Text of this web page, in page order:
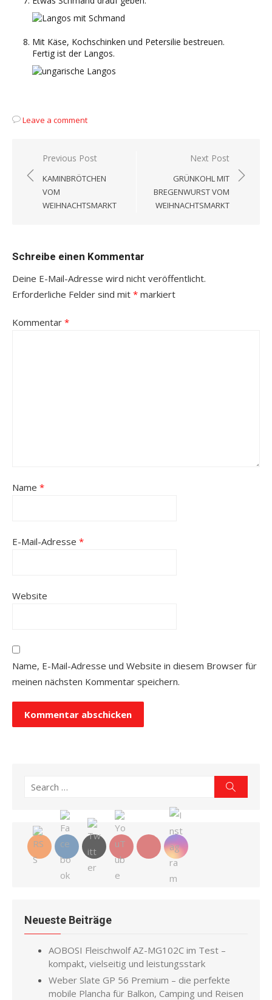
Mit Käse, Kochschinken und Petersilie bestreuen.
Fertig ist der Langos.
Leave a comment
Beitragsnavigation
Previous Post
KAMINBRÖTCHEN
VOM
WEIHNACHTSMARKT
Next Post
GRÜNKOHL MIT
BREGENWURST VOM
WEIHNACHTSMARKT
Schreibe einen Kommentar
Deine E-Mail-Adresse wird nicht veröffentlicht.
Erforderliche Felder sind mit * markiert
Kommentar *
Name *
E-Mail-Adresse *
Website
Name, E-Mail-Adresse und Website in diesem Browser für
meinen nächsten Kommentar speichern.
Search
Neueste Beiträge
AOBOSI Fleischwolf AZ-MG102C im Test –
kompakt, vielseitig und leistungsstark
Weber Slate GP 56 Premium – die perfekte
mobile Plancha für Balkon, Camping und Reisen